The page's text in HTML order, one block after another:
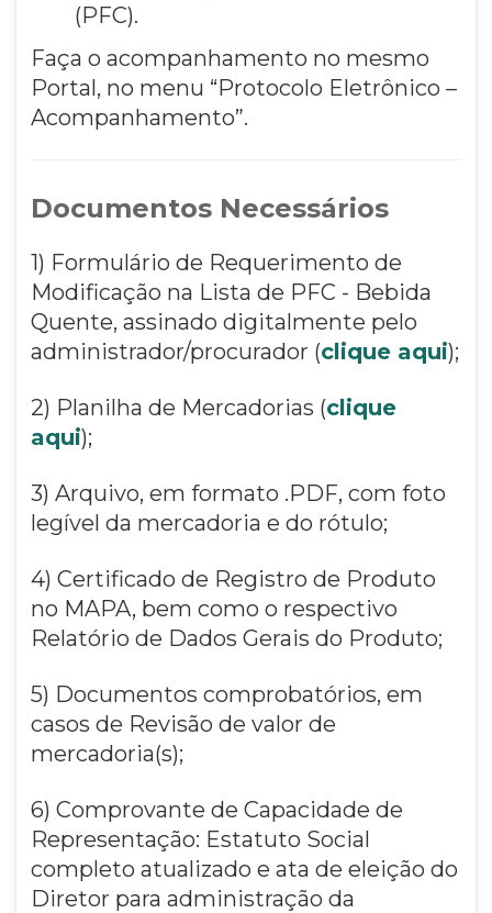
(PFC).
Faça o acompanhamento no mesmo
Portal, no menu “Protocolo Eletrônico –
Acompanhamento”.
Documentos Necessários
1) Formulário de Requerimento de
Modificação na Lista de PFC - Bebida
Quente, assinado digitalmente pelo
administrador/procurador (clique aqui);
2) Planilha de Mercadorias (clique
aqui);
3) Arquivo, em formato .PDF, com foto
legível da mercadoria e do rótulo;
4) Certificado de Registro de Produto
no MAPA, bem como o respectivo
Relatório de Dados Gerais do Produto;
5) Documentos comprobatórios, em
casos de Revisão de valor de
mercadoria(s);
6) Comprovante de Capacidade de
Representação: Estatuto Social
completo atualizado e ata de eleição do
Diretor para administração da